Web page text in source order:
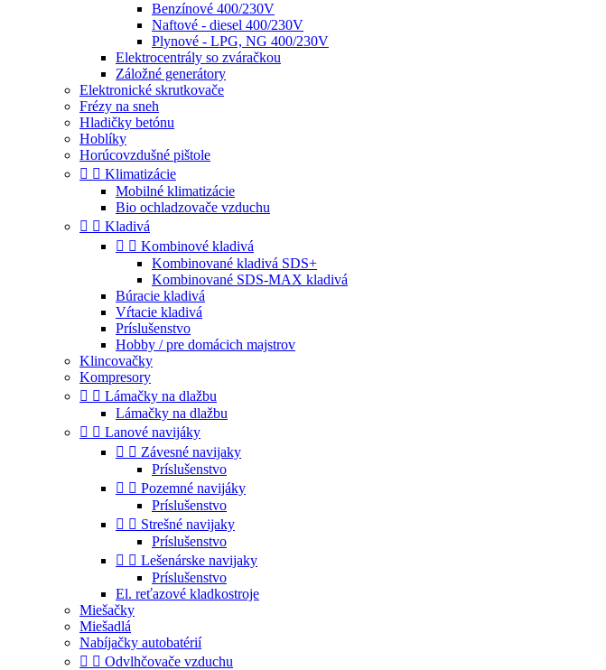
Benzínové 400/230V
Naftové - diesel 400/230V
Plynové - LPG, NG 400/230V
Elektrocentrály so zváračkou
Záložné generátory
Elektronické skrutkovače
Frézy na sneh
Hladičky betónu
Hoblíky
Horúcovzdušné pištole
  Klimatizácie
Mobilné klimatizácie
Bio ochladzovače vzduchu
  Kladivá
  Kombinové kladivá
Kombinované kladivá SDS+
Kombinované SDS-MAX kladivá
Búracie kladivá
Vŕtacie kladivá
Príslušenstvo
Hobby / pre domácich majstrov
Klincovačky
Kompresory
  Lámačky na dlažbu
Lámačky na dlažbu
  Lanové navijáky
  Závesné navijaky
Príslušenstvo
  Pozemné navijáky
Príslušenstvo
  Strešné navijaky
Príslušenstvo
  Lešenárske navijaky
Príslušenstvo
El. reťazové kladkostroje
Miešačky
Miešadlá
Nabíjačky autobatérií
  Odvlhčovače vzduchu